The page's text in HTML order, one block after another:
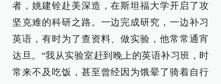
者，姚建铨赴美深造，在斯坦福大学开启了攻
坚克难的科研之路。一边完成研究，一边补习
英语，有时为了查资料、做实验，他常常通宵
达旦。“我从实验室赶到晚上的英语补习班，时
常来不及吃饭，甚至曾经因为饿晕了骑着自行